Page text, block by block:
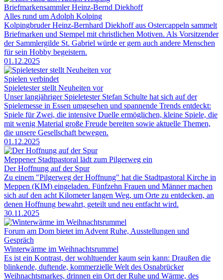
Briefmarkensammler Heinz-Bernd Diekhoff
Alles rund um Adolph Kolping
Kolpingbruder Heinz-Bernhard Diekhoff aus Ostercappeln sammelt
Briefmarken und Stempel mit christlichen Motiven. Als Vorsitzender
der Sammlergilde St. Gabriel würde er gern auch andere Menschen
für sein Hobby begeistern.
01.12.2025
Spielen verbindet
Spieletester stellt Neuheiten vor
Unser langjähriger Spieletester Stefan Schulte hat sich auf der
Spielemesse in Essen umgesehen und spannende Trends entdeckt:
Spiele für Zwei, die intensive Duelle ermöglichen, kleine Spiele, die
mit wenig Material große Freude bereiten sowie aktuelle Themen,
die unsere Gesellschaft bewegen.
01.12.2025
Meppener Stadtpastoral lädt zum Pilgerweg ein
Der Hoffnung auf der Spur
Zu einem "Pilgerweg der Hoffnung" hat die Stadtpastoral Kirche in
Meppen (KIM) eingeladen. Fünfzehn Frauen und Männer machen
sich auf den acht Kilometer langen Weg, um Orte zu entdecken, an
denen Hoffnung bewahrt, geteilt und neu entfacht wird.
30.11.2025
Forum am Dom bietet im Advent Ruhe, Ausstellungen und
Gespräch
Winterwärme im Weihnachtsrummel
Es ist ein Kontrast, der wohltuender kaum sein kann: Draußen die
blinkende, duftende, kommerzielle Welt des Osnabrücker
Weihnachtsmarkes, drinnen ein Ort der Ruhe und Wärme, des